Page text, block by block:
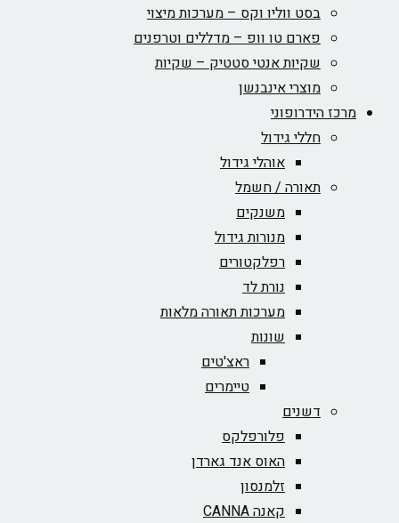
בסט ווליו וקס – מערכות מיצוי
פארם טו וופ – מדללים וטרפנים
שקיות אנטי סטטיק – שקיות
מוצרי אינבנשן
מרכז הידרופוני
חללי גידול
אוהלי גידול
תאורה / חשמל
משנקים
מנורות גידול
רפלקטורים
נורת לד
מערכות תאורה מלאות
שונות
ראצ'טים
טיימרים
דשנים
פלורפלקס
האוס אנד גארדן
זלמנסון
קאנה CANNA